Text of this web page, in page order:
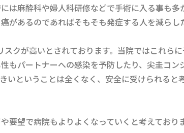
は麻酔科や婦人科研修などで手術に入る事も
があるのであればそもそも発症する人を減ら
クが高いとされております。当院ではこれら
もパートナーへの感染を予防したり、尖圭コ
ということは全くなく、安全に受けられると
望で病院もよりよくなっていくと考えており